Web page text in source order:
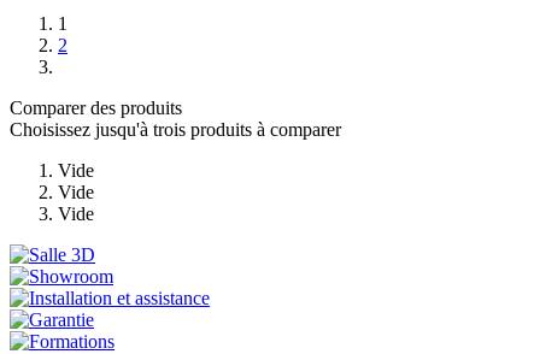
1
2
Comparer des produits
Choisissez jusqu'à trois produits à comparer
Vide
Vide
Vide